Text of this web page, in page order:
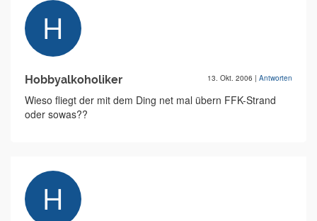
Hobbyalkoholiker 13. Okt. 2006 | Antworten
Wieso fliegt der mit dem Ding net mal übern FFK-Strand
oder sowas??